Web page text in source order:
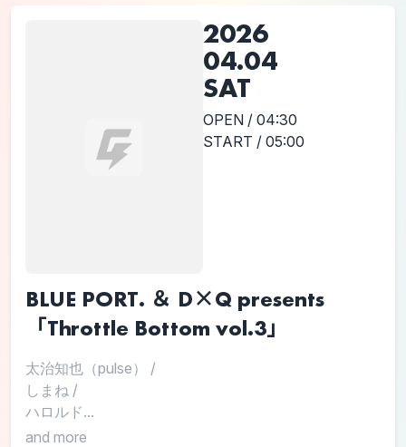
2026
04.04
SAT
OPEN / 04:30
START / 05:00
BLUE PORT. ＆ D×Q presents
「Throttle Bottom vol.3」
太治知也（pulse） /
しまね /
ハロルド...
and more